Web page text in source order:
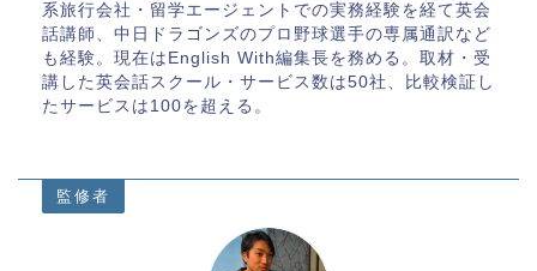
系旅行会社・留学エージェントでの実務経験を経て英会
話講師、中日ドラゴンズのプロ野球選手の専属通訳など
も経験。現在はEnglish With編集長を務める。取材・受
講した英会話スクール・サービス数は50社、比較検証し
たサービスは100を超える。
監修者